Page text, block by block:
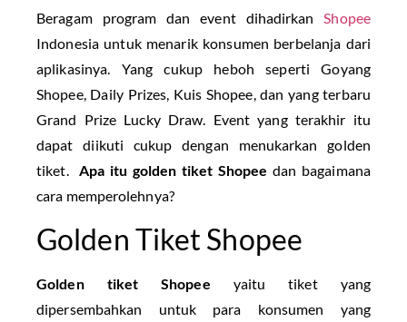
Beragam program dan event dihadirkanShopee
Indonesia untuk menarik konsumen berbelanja dari
aplikasinya. Yang cukup heboh seperti Goyang
Shopee, Daily Prizes, Kuis Shopee, dan yang terbaru
Grand Prize Lucky Draw. Event yang terakhir itu
dapat diikuti cukup dengan menukarkan golden
tiket. Apa itu golden tiket Shopee dan bagaimana
cara memperolehnya?
Golden Tiket Shopee
Golden tiket Shopee yaitu tiket yang
dipersembahkan untuk para konsumen yang